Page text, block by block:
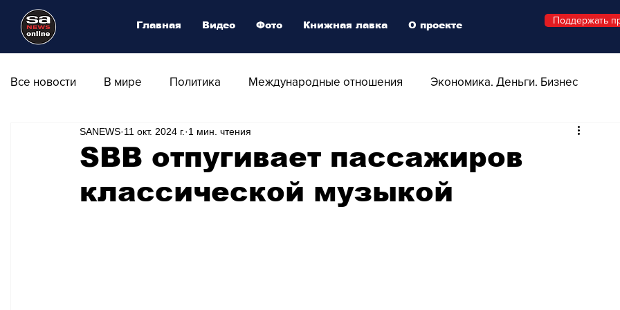
Все новости В мире Политика Международные отношения Экономика. Деньги. Бизнес
Общество Армия Аналитика
Транспорт Культура Магия искусства Swiss Афиша Стиль
SBB отпугивает пассажиров
классической музыкой
SANEWS 11 окт. 2024 г. 1 мин. чтения
Главная Видео Фото Книжная лавка О проекте Поддержать